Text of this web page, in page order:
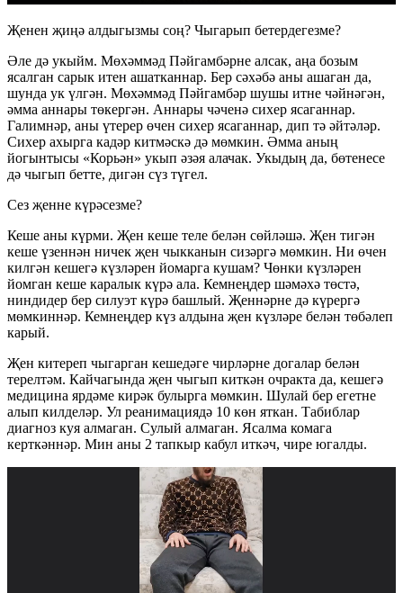
Җенен җиңә алдыгызмы соң? Чыгарып бетердегезме?
Әле дә укыйм. Мөхәммәд Пәйгамбәрне алсак, аңа бозым
ясалган сарык итен ашатканнар. Бер сәхәбә аны ашаган да,
шунда ук үлгән. Мөхәммәд Пәйгамбәр шушы итне чәйнәгән,
әмма аннары төкергән. Аннары чәченә сихер ясаганнар.
Галимнәр, аны үтерер өчен сихер ясаганнар, дип тә әйтәләр.
Сихер ахырга кадәр китмәскә дә мөмкин. Әмма аның
йогынтысы «Корьән» укып әзәя алачак. Укыдың да, бөтенесе
дә чыгып бетте, дигән сүз түгел.
Сез җенне күрәсезме?
Кеше аны күрми. Җен кеше теле белән сөйләшә. Җен тигән
кеше үзеннән ничек җен чыкканын сизәргә мөмкин. Ни өчен
килгән кешегә күзләрен йомарга кушам? Чөнки күзләрен
йомган кеше каралык күрә ала. Кемнеңдер шәмәхә төстә,
ниндидер бер силуэт күрә башлый. Җеннәрне дә күрергә
мөмкиннәр. Кемнеңдер күз алдына җен күзләре белән төбәлеп
карый.
Җен китереп чыгарган кешедәге чирләрне догалар белән
терелтәм. Кайчагында җен чыгып киткән очракта да, кешегә
медицина ярдәме кирәк булырга мөмкин. Шулай бер егетне
алып килделәр. Ул реанимациядә 10 көн яткан. Табиблар
диагноз куя алмаган. Сулый алмаган. Ясалма комага
керткәннәр. Мин аны 2 тапкыр кабул иткәч, чире югалды.